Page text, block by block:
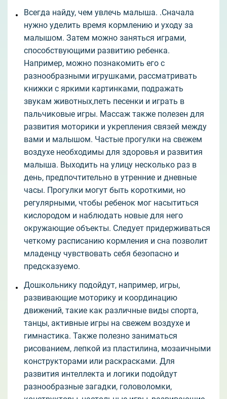
Всегда найду, чем увлечь малыша. .Сначала
нужно уделить время кормлению и уходу за
малышом. Затем можно заняться играми,
способствующими развитию ребенка.
Например, можно познакомить его с
разнообразными игрушками, рассматривать
книжки с яркими картинками, подражать
звукам животных,петь песенки и играть в
пальчиковые игры. Массаж также полезен для
развития моторики и укрепления связей между
вами и малышом. Частые прогулки на свежем
воздухе необходимы для здоровья и развития
малыша. Выходить на улицу несколько раз в
день, предпочтительно в утренние и дневные
часы. Прогулки могут быть короткими, но
регулярными, чтобы ребенок мог насытиться
кислородом и наблюдать новые для него
окружающие объекты. Следует придерживаться
четкому расписанию кормления и сна позволит
младенцу чувствовать себя безопасно и
предсказуемо.
Дошкольнику подойдут, например, игры,
развивающие моторику и координацию
движений, такие как различные виды спорта,
танцы, активные игры на свежем воздухе и
гимнастика. Также полезно заниматься
рисованием, лепкой из пластилина, мозаичными
конструкторами или раскрасками. Для
развития интеллекта и логики подойдут
разнообразные загадки, головоломки,